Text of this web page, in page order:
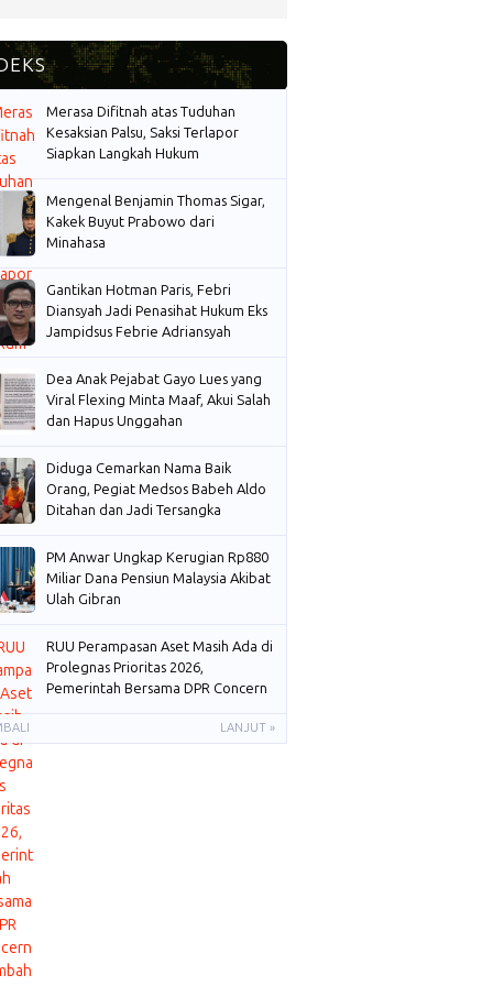
Merasa Difitnah atas Tuduhan
Kesaksian Palsu, Saksi Terlapor
Siapkan Langkah Hukum
Mengenal Benjamin Thomas Sigar,
Kakek Buyut Prabowo dari
Minahasa
Gantikan Hotman Paris, Febri
Diansyah Jadi Penasihat Hukum Eks
Jampidsus Febrie Adriansyah
Dea Anak Pejabat Gayo Lues yang
Viral Flexing Minta Maaf, Akui Salah
dan Hapus Unggahan
Diduga Cemarkan Nama Baik
Orang, Pegiat Medsos Babeh Aldo
Ditahan dan Jadi Tersangka
PM Anwar Ungkap Kerugian Rp880
Miliar Dana Pensiun Malaysia Akibat
Ulah Gibran
RUU Perampasan Aset Masih Ada di
Prolegnas Prioritas 2026,
Pemerintah Bersama DPR Concern
LANJUT »